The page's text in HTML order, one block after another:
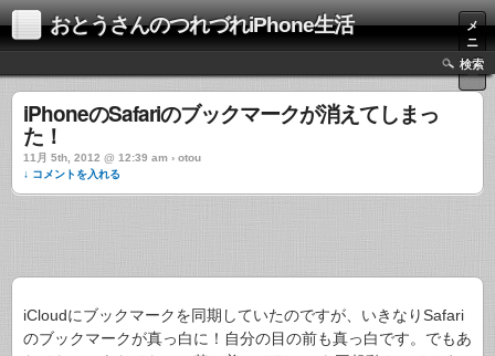
おとうさんのつれづれiPhone生活
メ
ニ
ュ
ー
検索
iPhoneのSafariのブックマークが消えてしまっ
た！
11月 5th, 2012 @ 12:39 am › otou
↓ コメントを入れる
iCloudにブックマークを同期していたのですが、いきなりSafari
のブックマークが真っ白に！自分の目の前も真っ白です。でもあ